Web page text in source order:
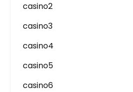
casino2
casino3
casino4
casino5
casino6